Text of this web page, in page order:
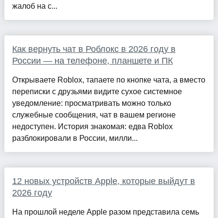
жалоб на с...
Как вернуть чат в Роблокс в 2026 году в
России — на телефоне, планшете и ПК
Открываете Roblox, тапаете по кнопке чата, а вместо
переписки с друзьями видите сухое системное
уведомление: просматривать можно только
служебные сообщения, чат в вашем регионе
недоступен. История знакомая: едва Roblox
разблокировали в России, милли...
12 новых устройств Apple, которые выйдут в
2026 году
На прошлой неделе Apple разом представила семь